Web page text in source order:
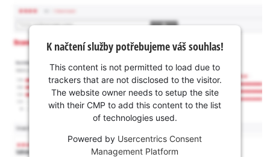
K načtení služby potřebujeme váš souhlas!
This content is not permitted to load due to
trackers that are not disclosed to the visitor.
The website owner needs to setup the site
with their CMP to add this content to the list
of technologies used.
Powered by Usercentrics Consent
Management Platform